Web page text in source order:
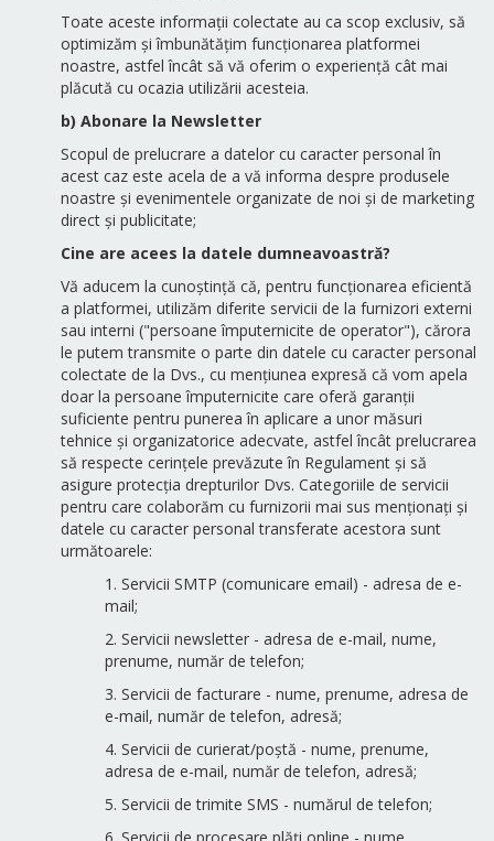
Toate aceste informații colectate au ca scop exclusiv, să
optimizăm și îmbunătățim funcționarea platformei
noastre, astfel încât să vă oferim o experiență cât mai
plăcută cu ocazia utilizării acesteia.
b) Abonare la Newsletter
Scopul de prelucrare a datelor cu caracter personal în
acest caz este acela de a vă informa despre produsele
noastre și evenimentele organizate de noi și de marketing
direct și publicitate;
Cine are acees la datele dumneavoastră?
Vă aducem la cunoștință că, pentru funcționarea eficientă
a platformei, utilizăm diferite servicii de la furnizori externi
sau interni ("persoane împuternicite de operator"), cărora
le putem transmite o parte din datele cu caracter personal
colectate de la Dvs., cu mențiunea expresă că vom apela
doar la persoane împuternicite care oferă garanţii
suficiente pentru punerea în aplicare a unor măsuri
tehnice şi organizatorice adecvate, astfel încât prelucrarea
să respecte cerinţele prevăzute în Regulament şi să
asigure protecţia drepturilor Dvs. Categoriile de servicii
pentru care colaborăm cu furnizorii mai sus menționați și
datele cu caracter personal transferate acestora sunt
următoarele:
1. Servicii SMTP (comunicare email) - adresa de e-
mail;
2. Servicii newsletter - adresa de e-mail, nume,
prenume, număr de telefon;
3. Servicii de facturare - nume, prenume, adresa de
e-mail, număr de telefon, adresă;
4. Servicii de curierat/poștă - nume, prenume,
adresa de e-mail, număr de telefon, adresă;
5. Servicii de trimite SMS - numărul de telefon;